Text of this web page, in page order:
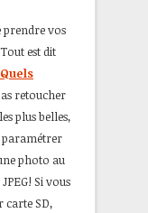
prendre vos
est dit
retoucher
plus belles,
paramétrer
photo au
Si vous
carte SD,